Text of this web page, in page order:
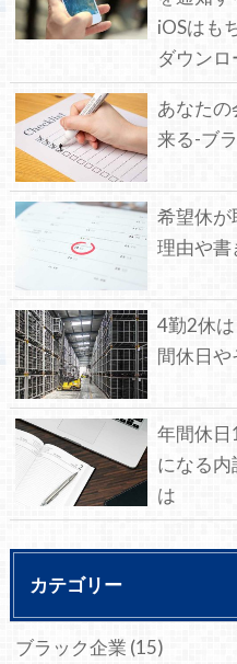
iOSはも
ダウンロ
あなた
来る-ブ
希望休が
理由や書
4勤2休
間休日
年間休
になる内
は
カテゴリー
ブラック企業 (15)